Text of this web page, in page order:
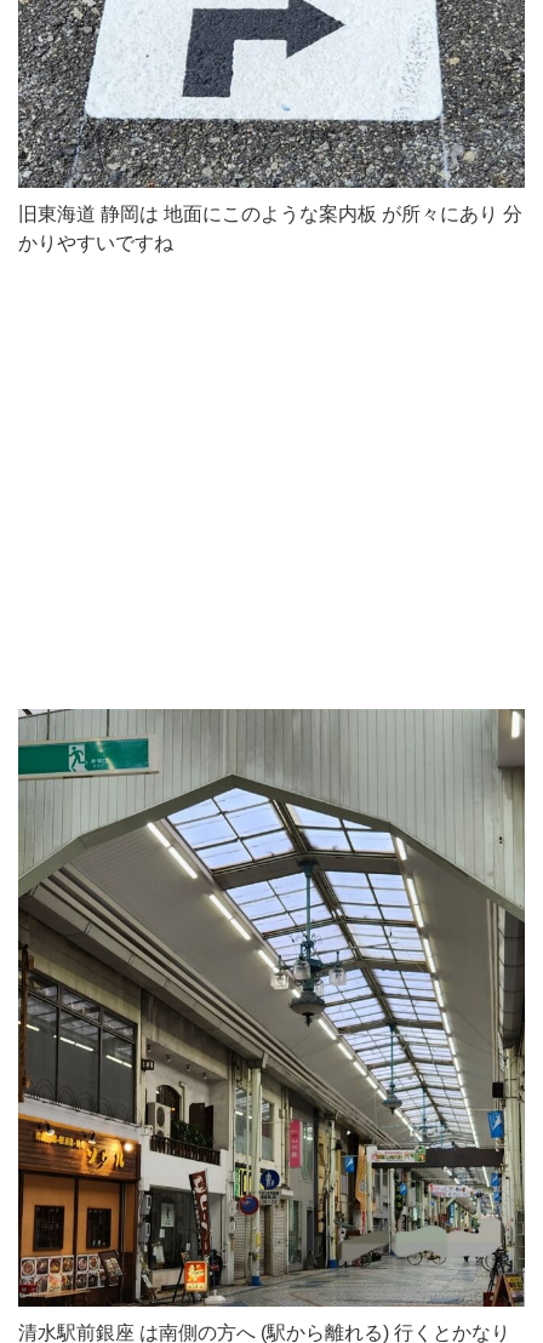
旧東海道 静岡は 地面にこのような案内板 が所々にあり 分
かりやすいですね
清水駅前銀座 は南側の方へ (駅から離れる) 行くとかなり